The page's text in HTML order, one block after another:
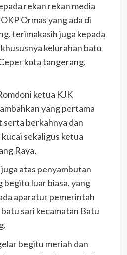
rekan rekan media
Ormas yang ada di
terimakasih juga kepada
kelurahan batu
kota tangerang,
ketua KJK
yang pertama
serta berkahnya dan
sekaligus ketua
Raya,
atas penyambutan
begitu luar biasa, yang
aparatur pemerintah
sari kecamatan Batu
begitu meriah dan